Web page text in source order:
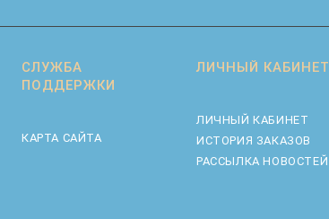
СЛУЖБА
ПОДДЕРЖКИ
КАРТА САЙТА
ЛИЧНЫЙ КАБИНЕТ
ЛИЧНЫЙ КАБИНЕТ
ИСТОРИЯ ЗАКАЗОВ
РАССЫЛКА НОВОСТЕЙ